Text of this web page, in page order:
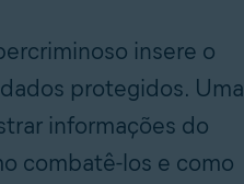
insere o
protegidos. Uma
informações do
combatê-los e como